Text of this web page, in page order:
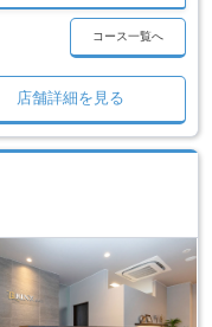
コース一覧へ
店舗詳細を見る